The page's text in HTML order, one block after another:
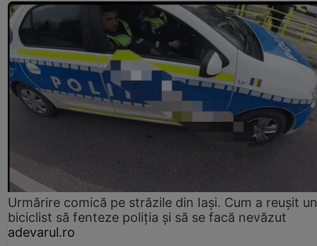
Urmărire comică pe străzile din Iași. Cum a reușit un
biciclist să fenteze poliția și să se facă nevăzut
adevarul.ro